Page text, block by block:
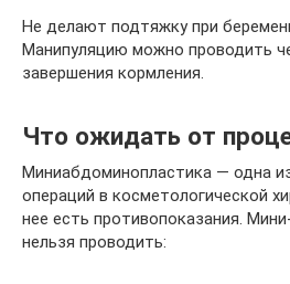
Не делают подтяжку при
Манипуляцию можно проводить
завершения кормления.
Что ожидать от
Миниабдоминопластика — одна
операций в косметологической
нее есть противопоказания.
нельзя проводить: